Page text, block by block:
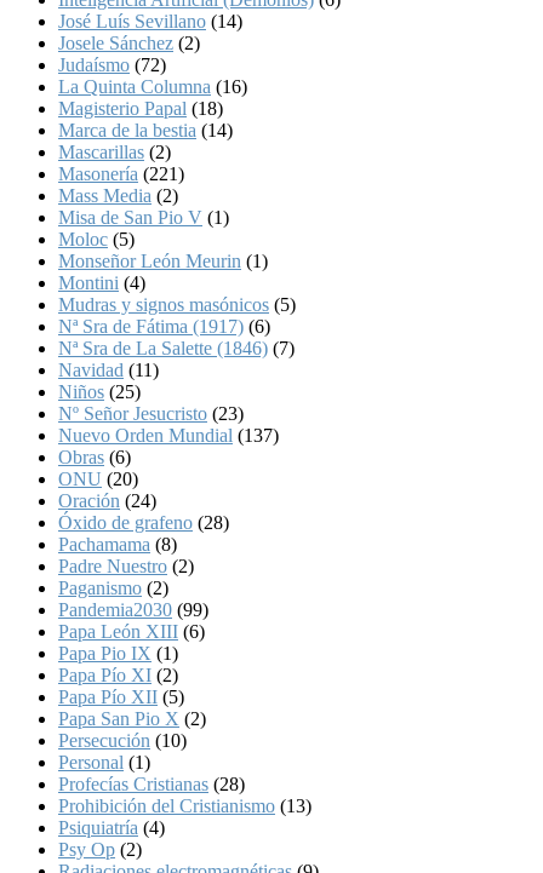
José Luís Sevillano (14)
Josele Sánchez (2)
Judaísmo (72)
La Quinta Columna (16)
Magisterio Papal (18)
Marca de la bestia (14)
Mascarillas (2)
Masonería (221)
Mass Media (2)
Misa de San Pio V (1)
Moloc (5)
Monseñor León Meurin (1)
Montini (4)
Mudras y signos masónicos (5)
Nª Sra de Fátima (1917) (6)
Nª Sra de La Salette (1846) (7)
Navidad (11)
Niños (25)
Nº Señor Jesucristo (23)
Nuevo Orden Mundial (137)
Obras (6)
ONU (20)
Oración (24)
Óxido de grafeno (28)
Pachamama (8)
Padre Nuestro (2)
Paganismo (2)
Pandemia2030 (99)
Papa León XIII (6)
Papa Pio IX (1)
Papa Pío XI (2)
Papa Pío XII (5)
Papa San Pio X (2)
Persecución (10)
Personal (1)
Profecías Cristianas (28)
Prohibición del Cristianismo (13)
Psiquiatría (4)
Psy Op (2)